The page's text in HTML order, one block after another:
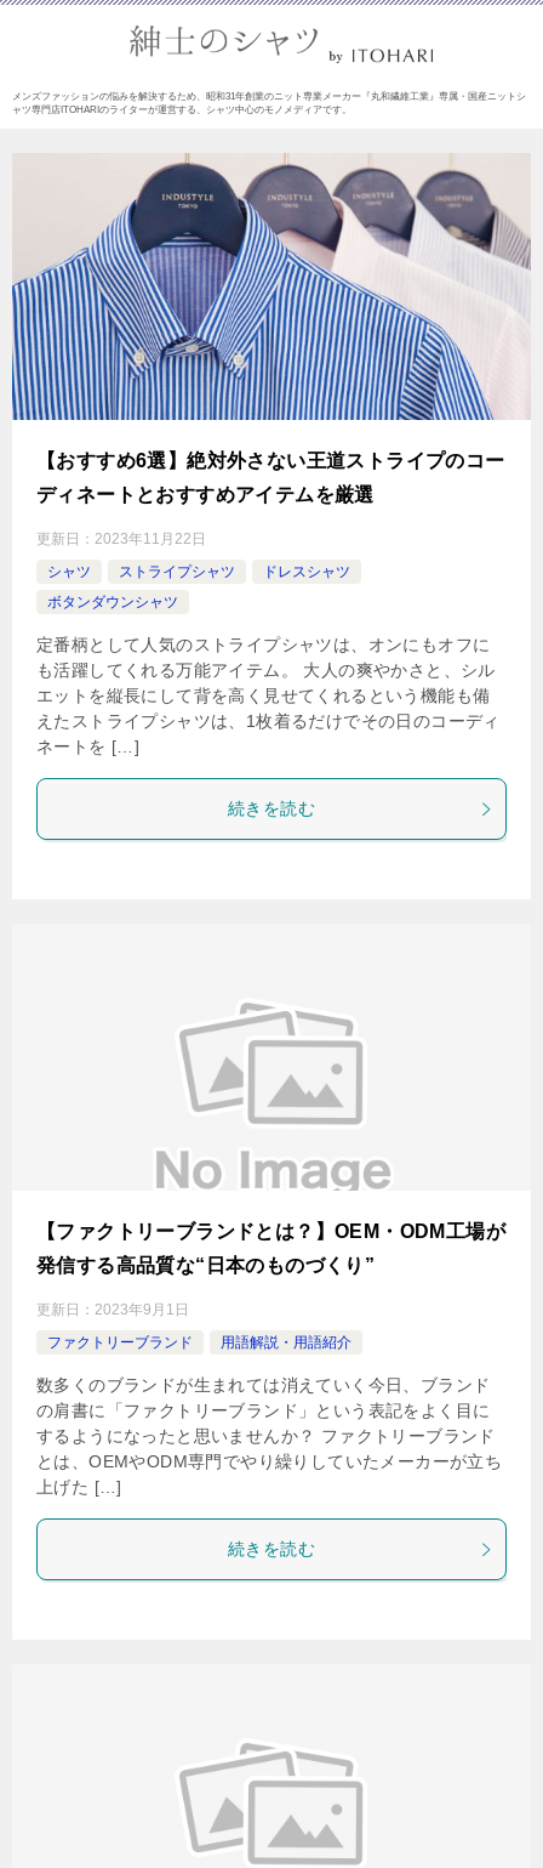
メンズファッションの悩みを解決するため、昭和31年創業のニット専業メーカー『丸和繊維工業』専属・国産ニットシ
ャツ専門店ITOHARIのライターが運営する、シャツ中心のモノメディアです。
【おすすめ6選】絶対外さない王道ストライプのコー
ディネートとおすすめアイテムを厳選
更新日： 2023年11月22日
シャツ
ストライプシャツ
ドレスシャツ
ボタンダウンシャツ
定番柄として人気のストライプシャツは、オンにもオフに
も活躍してくれる万能アイテム。 大人の爽やかさと、シル
エットを縦長にして背を高く見せてくれるという機能も備
えたストライプシャツは、1枚着るだけでその日のコーディ
ネートを […]
続きを読む
【ファクトリーブランドとは？】OEM・ODM工場が
発信する高品質な“日本のものづくり”
更新日： 2023年9月1日
ファクトリーブランド
用語解説・用語紹介
数多くのブランドが生まれては消えていく今日、ブランド
の肩書に「ファクトリーブランド」という表記をよく目に
するようになったと思いませんか？ ファクトリーブランド
とは、OEMやODM専門でやり繰りしていたメーカーが立ち
上げた […]
続きを読む